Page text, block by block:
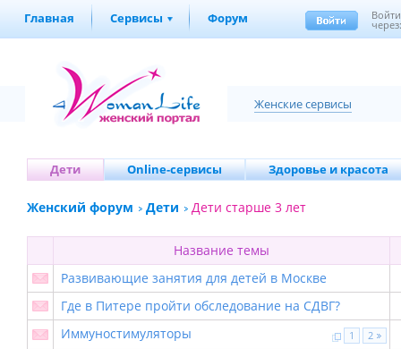
Главная Сервисы Форум Войти
Женские сервисы
Дети Online-сервисы Здоровье и красота
Женский форум Дети Дети старше 3 лет
Название темы
Развивающие занятия для детей в Москве
Где в Питере пройти обследование на СДВГ?
Иммуностимуляторы
1 2